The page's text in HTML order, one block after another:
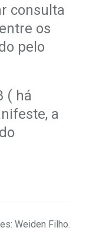
consulta
os
pelo
( há
a
Weiden Filho.